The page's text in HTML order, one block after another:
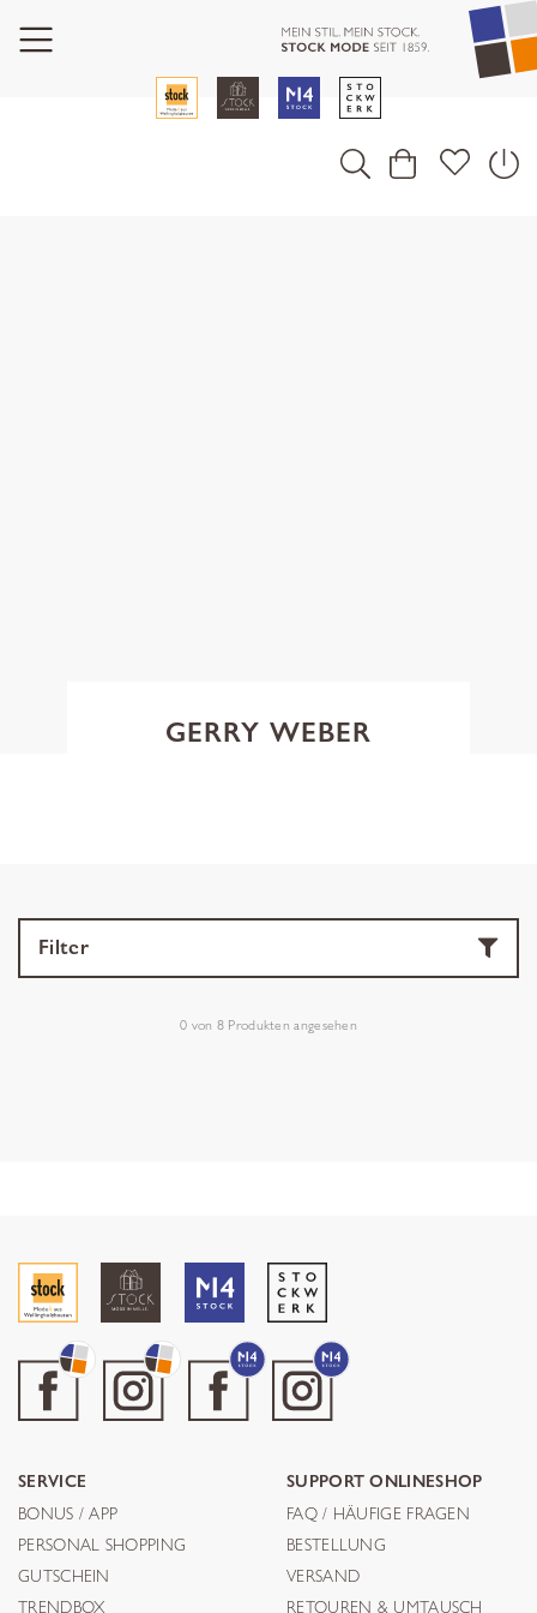
GERRY WEBER
Filter
0 von 8 Produkten angesehen
SERVICE
BONUS / APP
PERSONAL SHOPPING
GUTSCHEIN
TRENDBOX
SUPPORT ONLINESHOP
FAQ / HÄUFIGE FRAGEN
BESTELLUNG
VERSAND
RETOUREN & UMTAUSCH